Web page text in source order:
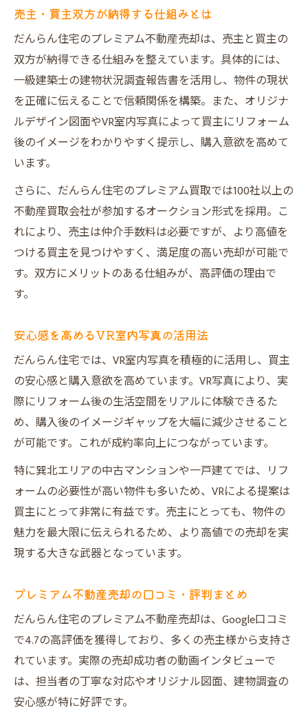
売主・買主双方が納得する仕組みとは
だんらん住宅のプレミアム不動産売却は、売主と買主の
双方が納得できる仕組みを整えています。具体的には、
一級建築士の建物状況調査報告書を活用し、物件の現状
を正確に伝えることで信頼関係を構築。また、オリジナ
ルデザイン図面やVR室内写真によって買主にリフォーム
後のイメージをわかりやすく提示し、購入意欲を高めて
います。
さらに、だんらん住宅のプレミアム買取では100社以上の
不動産買取会社が参加するオークション形式を採用。こ
れにより、売主は仲介手数料は必要ですが、より高値を
つける買主を見つけやすく、満足度の高い売却が可能で
す。双方にメリットのある仕組みが、高評価の理由で
す。
安心感を高めるVR室内写真の活用法
だんらん住宅では、VR室内写真を積極的に活用し、買主
の安心感と購入意欲を高めています。VR写真により、実
際にリフォーム後の生活空間をリアルに体験できるた
め、購入後のイメージギャップを大幅に減少させること
が可能です。これが成約率向上につながっています。
特に巽北エリアの中古マンションや一戸建てでは、リフ
ォームの必要性が高い物件も多いため、VRによる提案は
買主にとって非常に有益です。売主にとっても、物件の
魅力を最大限に伝えられるため、より高値での売却を実
現する大きな武器となっています。
プレミアム不動産売却の口コミ・評判まとめ
だんらん住宅のプレミアム不動産売却は、Google口コミ
で4.7の高評価を獲得しており、多くの売主様から支持さ
れています。実際の売却成功者の動画インタビューで
は、担当者の丁寧な対応やオリジナル図面、建物調査の
安心感が特に好評です。